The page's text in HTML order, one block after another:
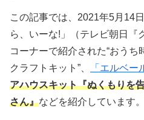
この記事では、2021年5月14
ら、いーな!」（テレビ朝日『
コーナーで紹介された“おう
クラフトキット”、
「エルベー
アハウスキット『ぬくもりを
さん』などを紹介しています。